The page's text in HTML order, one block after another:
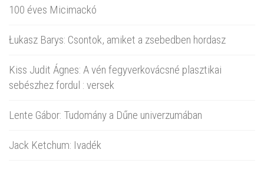
100 éves Micimackó
Łukasz Barys: Csontok, amiket a zsebedben hordasz
Kiss Judit Ágnes: A vén fegyverkovácsné plasztikai
sebészhez fordul : versek
Lente Gábor: Tudomány a Dűne univerzumában
Jack Ketchum: Ivadék